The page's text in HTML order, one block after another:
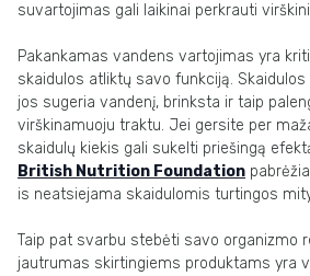
suvartojimas gali laikinai perkrauti
Pakankamas vandens vartojimas yra
skaidulos atliktų savo funkciją.
jos sugeria vandenį, brinksta ir taip
virškinamuoju traktu. Jei gersite per
skaidulų kiekis gali sukelti priešingą
British Nutrition Foundation
is neatsiejama skaidulomis turtingos
Taip pat svarbu stebėti savo organizmo
jautrumas skirtingiems produktams yra